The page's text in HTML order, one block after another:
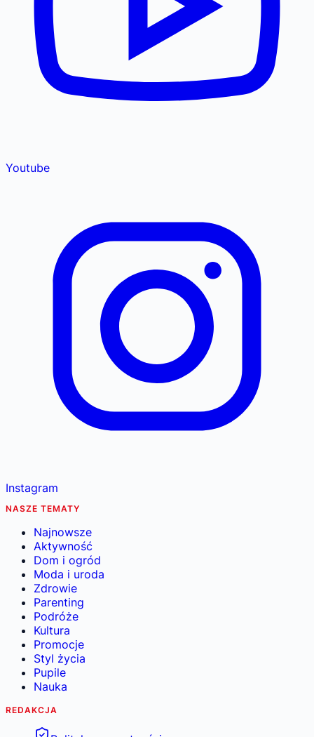
Youtube
Instagram
NASZE TEMATY
Najnowsze
Aktywność
Dom i ogród
Moda i uroda
Zdrowie
Parenting
Podróże
Kultura
Promocje
Styl życia
Pupile
Nauka
REDAKCJA